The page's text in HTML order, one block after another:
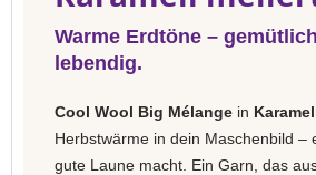
Warme Erdtöne –
lebendig.
Cool Wool Big Mélange in
Herbstwärme in dein Maschenbild –
gute Laune macht. Ein Garn, das